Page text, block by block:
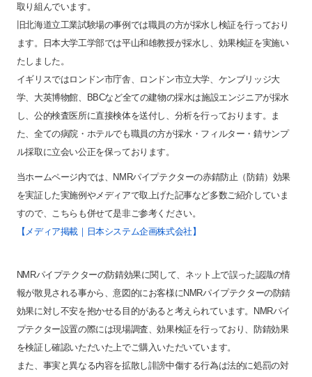
取り組んでいます。
旧北海道立工業試験場の事例では職員の方が採水し検証を行っており
ます。日本大学工学部では平山和雄教授が採水し、効果検証を実施い
たしました。
イギリスではロンドン市庁舎、ロンドン市立大学、ケンブリッジ大
学、大英博物館、BBCなど全ての建物の採水は施設エンジニアが採水
し、公的検査医所に直接検体を送付し、分析を行っております。ま
た、全ての病院・ホテルでも職員の方が採水・フィルター・錆サンプ
ル採取に立会い公正を保っております。
当ホームページ内では、NMRパイプテクターの赤錆防止（防錆）効果
を実証した実施例やメディアで取上げた記事など多数ご紹介していま
すので、こちらも併せて是非ご参考ください。
【メディア掲載｜日本システム企画株式会社】
NMRパイプテクターの防錆効果に関して、ネット上で誤った認識の情
報が散見される事から、意図的にお客様にNMRパイプテクターの防錆
効果に対し不安を抱かせる目的があると考えられています。NMRパイ
プテクター設置の際には現場調査、効果検証を行っており、防錆効果
を検証し確認いただいた上でご購入いただいています。
また、事実と異なる内容を拡散し誹謗中傷する行為は法的に処罰の対